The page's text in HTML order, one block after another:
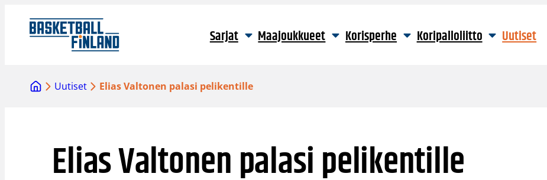
sisältöön
Sarjat Maajoukkueet Korisperhe Koripalloliitto Uutiset
Uutiset Elias Valtonen palasi pelikentille
Elias Valtonen palasi pelikentille